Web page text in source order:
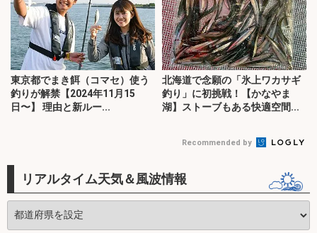
東京都でまき餌（コマセ）使う
釣りが解禁【2024年11月15
日〜】 理由と新ルー...
北海道で念願の「氷上ワカサギ
釣り」に初挑戦！【かなやま
湖】ストーブもある快適空間...
Recommended by
リアルタイム天気＆風波情報